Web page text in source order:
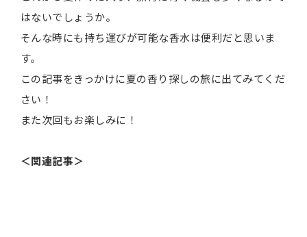
はないでしょうか。
そんな時にも持ち運びが可能な香水は便利だと思いま
す。
この記事をきっかけに夏の香り探しの旅に出てみてくだ
さい！
また次回もお楽しみに！
＜関連記事＞